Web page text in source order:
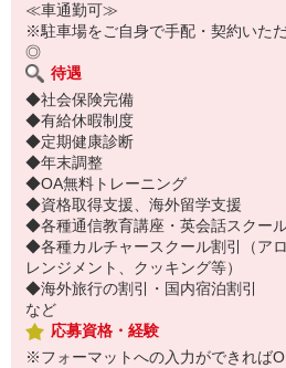
≪車通勤可≫
※駐車場をご自身で手配・契約いた
◎
待遇
◆社会保険完備
◆有給休暇制度
◆定期健康診断
◆年末調整
◆OA無料トレーニング
◆資格取得支援、海外留学支援
◆各種通信教育講座・英会話スクール
◆各種カルチャースクール割引（ア
レンジメント、クッキング等）
◆海外旅行の割引・国内宿泊割引
など
応募資格・経験
※フォーマットへの入力ができれば